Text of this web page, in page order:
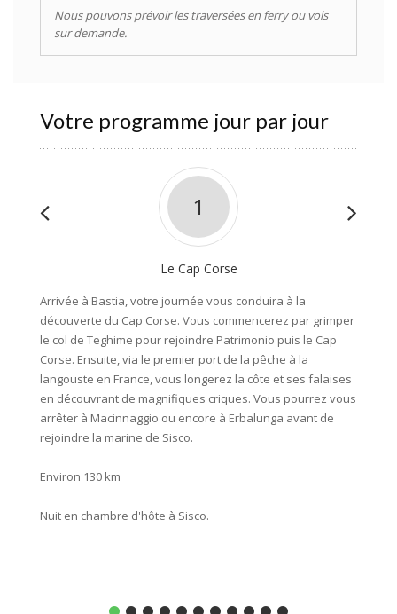
Nous pouvons prévoir les traversées en ferry ou vols
sur demande.
Votre programme jour par jour
1
Le Cap Corse
Arrivée à Bastia, votre journée vous conduira à la
découverte du Cap Corse. Vous commencerez par grimper
le col de Teghime pour rejoindre Patrimonio puis le Cap
Corse. Ensuite, via le premier port de la pêche à la
langouste en France, vous longerez la côte et ses falaises
en découvrant de magnifiques criques. Vous pourrez vous
arrêter à Macinnaggio ou encore à Erbalunga avant de
rejoindre la marine de Sisco.
Environ 130 km
Nuit en chambre d'hôte à Sisco.